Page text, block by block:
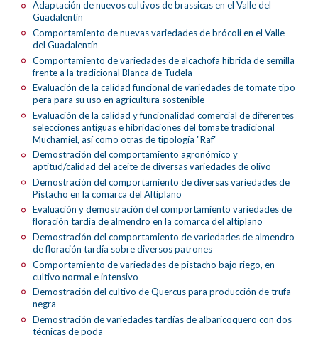
Adaptación de nuevos cultivos de brassicas en el Valle del
Guadalentín
Comportamiento de nuevas variedades de brócoli en el Valle
del Guadalentín
Comportamiento de variedades de alcachofa híbrida de semilla
frente a la tradicional Blanca de Tudela
Evaluación de la calidad funcional de variedades de tomate tipo
pera para su uso en agricultura sostenible
Evaluación de la calidad y funcionalidad comercial de diferentes
selecciones antiguas e hibridaciones del tomate tradicional
Muchamiel, así como otras de tipología "Raf"
Demostración del comportamiento agronómico y
aptitud/calidad del aceite de diversas variedades de olivo
Demostración del comportamiento de diversas variedades de
Pistacho en la comarca del Altiplano
Evaluación y demostración del comportamiento variedades de
floración tardía de almendro en la comarca del altiplano
Demostración del comportamiento de variedades de almendro
de floración tardía sobre diversos patrones
Comportamiento de variedades de pistacho bajo riego, en
cultivo normal e intensivo
Demostración del cultivo de Quercus para producción de trufa
negra
Demostración de variedades tardías de albaricoquero con dos
técnicas de poda